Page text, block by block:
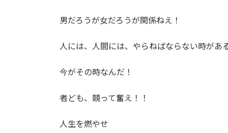
男だろうが女だろうが関係ねえ！
人には、人間には、やらねばならない時があ
今がその時なんだ！
者ども、競って奮え！！
人生を燃やせ